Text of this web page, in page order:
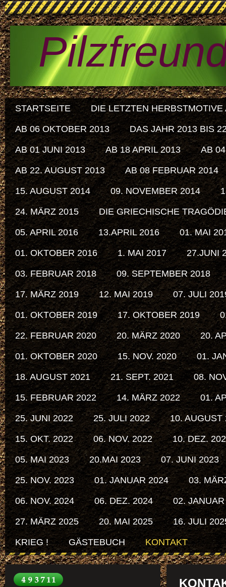
STARTSEITE DIE LETZTEN HERBSTMOTIVE
AB 06 OKTOBER 2013 DAS JAHR 2013 BIS
AB 01 JUNI 2013 AB 18 APRIL 2013 AB
AB 22. AUGUST 2013 AB 08 FEBRUAR 2014
15. AUGUST 2014 09. NOVEMBER 2014
24. MÄRZ 2015 DIE GRIECHISCHE
05. APRIL 2016 13.APRIL 2016 01. MAI
01. OKTOBER 2016 1. MAI 2017 27.JUNI
03. FEBRUAR 2018 09. SEPTEMBER 2018
17. MÄRZ 2019 12. MAI 2019 07. JULI
01. OKTOBER 2019 17. OKTOBER 2019
22. FEBRUAR 2020 20. MÄRZ 2020 20.
01. OKTOBER 2020 15. NOV. 2020 01.
18. AUGUST 2021 21. SEPT. 2021 08.
15. FEBRUAR 2022 14. MÄRZ 2022 01.
25. JUNI 2022 25. JULI 2022 10. AUGUST
15. OKT. 2022 06. NOV. 2022 10. DEZ.
05. MAI 2023 20.MAI 2023 07. JUNI 2023
25. NOV. 2023 01. JANUAR 2024 03.
06. NOV. 2024 06. DEZ. 2024 02.
27. MÄRZ 2025 20. MAI 2025 16. JULI
KRIEG ! GÄSTEBUCH KONTAKT